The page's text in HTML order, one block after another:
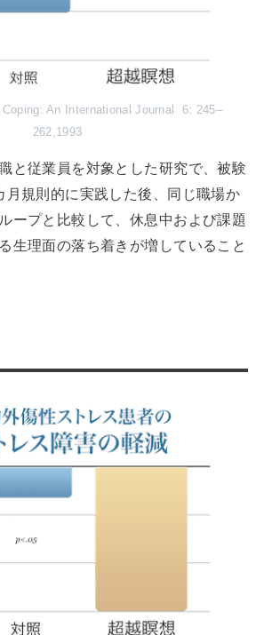
An International Journal 6: 245–
262,1993
と従業員を対象とした研究で、被験
月規則的に実践した後、同じ職場か
ープと比較して、休息中および課題
生理面の落ち着きが増していること